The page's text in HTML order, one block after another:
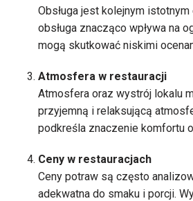
Obsługa jest kolejnym
obsługa znacząco wpływa na
mogą skutkować niskimi
Atmosfera w restauracji
Atmosfera oraz wystrój lokalu
przyjemną i relaksującą
podkreśla znaczenie komfortu
Ceny w restauracjach
Ceny potraw są często
adekwatna do smaku i porcji.